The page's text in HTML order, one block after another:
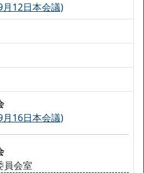
月12日本会議)
月16日本会議)
員会室